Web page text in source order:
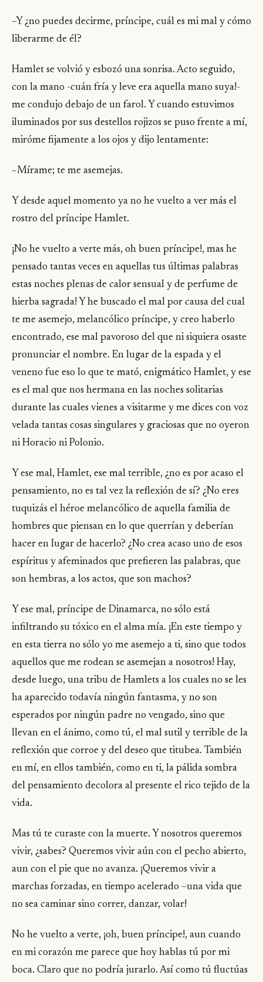
–Y ¿no puedes decirme, príncipe, cuál es mi mal y cómo
liberarme de él?
Hamlet se volvió y esbozó una sonrisa. Acto seguido,
con la mano -cuán fría y leve era aquella mano suya!-
me condujo debajo de un farol. Y cuando estuvimos
iluminados por sus destellos rojizos se puso frente a mí,
miróme fijamente a los ojos y dijo lentamente:
~Mírame; te me asemejas.
Y desde aquel momento ya no he vuelto a ver más el
rostro del príncipe Hamlet.
¡No he vuelto a verte más, oh buen príncipe!, mas he
pensado tantas veces en aquellas tus últimas palabras
estas noches plenas de calor sensual y de perfume de
hierba sagrada! Y he buscado el mal por causa del cual
te me asemejo, melancólico príncipe, y creo haberlo
encontrado, ese mal pavoroso del que ni siquiera osaste
pronunciar el nombre. En lugar de la espada y el
veneno fue eso lo que te mató, enigmático Hamlet, y ese
es el mal que nos hermana en las noches solitarias
durante las cuales vienes a visitarme y me dices con voz
velada tantas cosas singulares y graciosas que no oyeron
ni Horacio ni Polonio.
Y ese mal, Hamlet, ese mal terrible, ¿no es por acaso el
pensamiento, no es tal vez la reflexión de sí? ¿No eres
tuquizás el héroe melancólico de aquella familia de
hombres que piensan en lo que querrían y deberían
hacer en Iugar de hacerlo? ¿No crea acaso uno de esos
espíritus y afeminados que prefieren las palabras, que
son hembras, a los actos, que son machos?
Y ese mal, príncipe de Dinamarca, no sólo está
infiltrando su tóxico en el alma mía. ¡En este tiempo y
en esta tierra no sólo yo me asemejo a ti, sino que todos
aquellos que me rodean se asemejan a nosotros! Hay,
desde luego, una tribu de Hamlets a los cuales no se les
ha aparecido todavía ningún fantasma, y no son
esperados por ningún padre no vengado, sino que
llevan en el ánimo, como tú, el mal sutil y terrible de la
reflexión que corroe y del deseo que titubea. También
en mí, en ellos también, como en ti, la pálida sombra
del pensamiento decolora al presente el rico tejido de la
vida.
Mas tú te curaste con la muerte. Y nosotros queremos
vivir, ¿sabes? Queremos vivir aún con el pecho abierto,
aun con el pie que no avanza. ¡Queremos vivir a
marchas forzadas, en tiempo acelerado –una vida que
no sea caminar sino correr, danzar, volar!
No he vuelto a verte, ¡oh, buen príncipe!, aun cuando
en mi corazón me parece que hoy hablas tú por mi
boca. Claro que no podría jurarlo. Así como tú fluctúas